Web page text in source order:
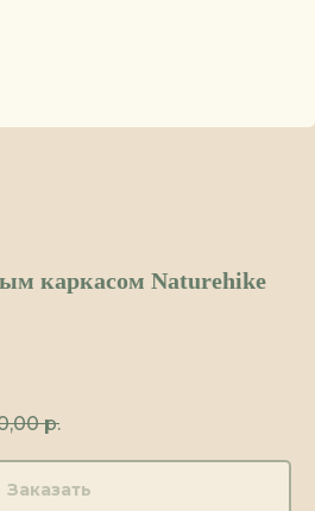
каркасом Naturehike
р.
Заказать